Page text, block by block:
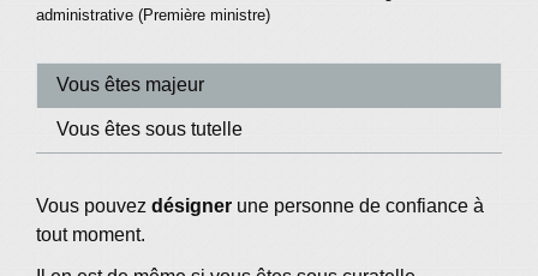
administrative (Première ministre)
Vous êtes majeur
Vous êtes sous tutelle
Vous pouvez désigner une personne de confiance à
tout moment.